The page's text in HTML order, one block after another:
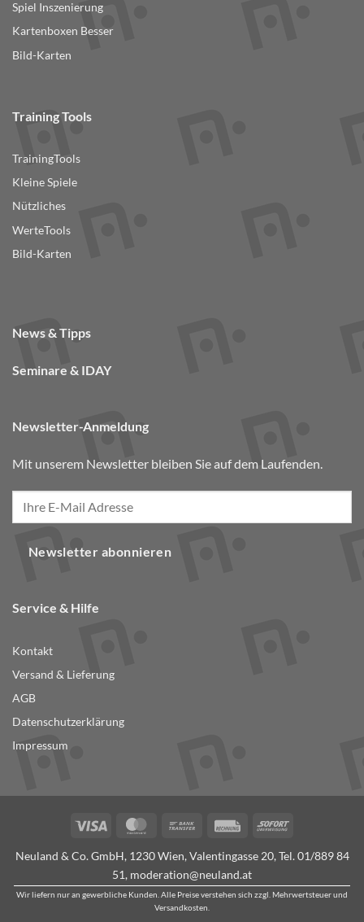
Spiel Inszenierung
Kartenboxen Besser
Bild-Karten
Training Tools
TrainingTools
Kleine Spiele
Nützliches
WerteTools
Bild-Karten
News & Tipps
Seminare & IDAY
Newsletter-Anmeldung
Mit unserem Newsletter bleiben Sie auf dem Laufenden.
Newsletter abonnieren
Service & Hilfe
Kontakt
Versand & Lieferung
AGB
Datenschutzerklärung
Impressum
Visa MasterCardBank
RechungSofort
Neuland & Co. GmbH, 1230 Wien, Valentingasse 20, Tel. 01/889 84
51, moderation@neuland.at
Wir liefern nur an gewerbliche Kunden. Alle Preise verstehen sich zzgl. Mehrwertsteuer und
Versandkosten.